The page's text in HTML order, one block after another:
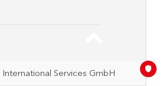
Services GmbH